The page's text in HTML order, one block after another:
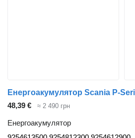
48,39 € ≈ 2 490 грн
Енергоакумулятор